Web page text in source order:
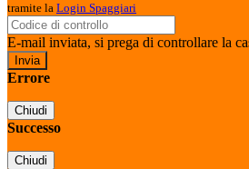
tramite la Login Spaggiari
E-mail inviata, si prega di controllare la
Errore
Chiudi
Successo
Chiudi